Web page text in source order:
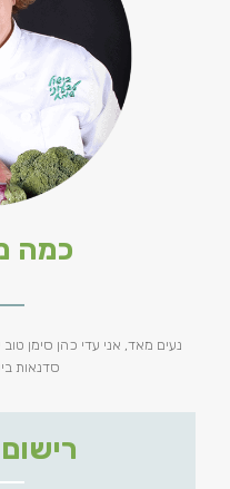
כמה
נעים מאד, אני עדי כהן סימן
סדנאות